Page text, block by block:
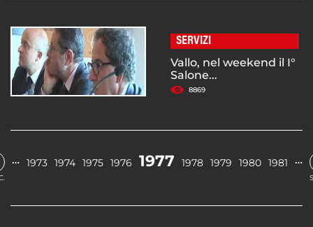
SERVIZI
Vallo, nel weekend il I°
Salone...
8869
… 1973 1974 1975 1976 1977 1978 1979 1980 1981 …